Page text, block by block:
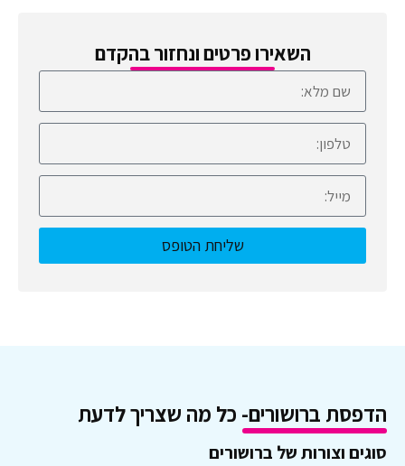
השאירו פרטים ונחזור בהקדם
שליחת הטופס
הדפסת ברושורים- כל מה שצריך לדעת
סוגים וצורות של ברושורים